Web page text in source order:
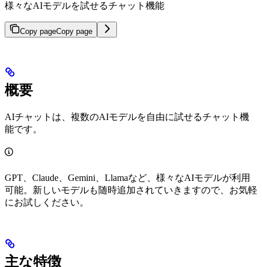
様々なAIモデルを試せるチャット機能
Copy pageCopy page
概要
AIチャットは、複数のAIモデルを自由に試せるチャット機
能です。
GPT、Claude、Gemini、Llamaなど、様々なAIモデルが利用
可能。新しいモデルも随時追加されていきますので、お気軽
にお試しください。
主な特徴